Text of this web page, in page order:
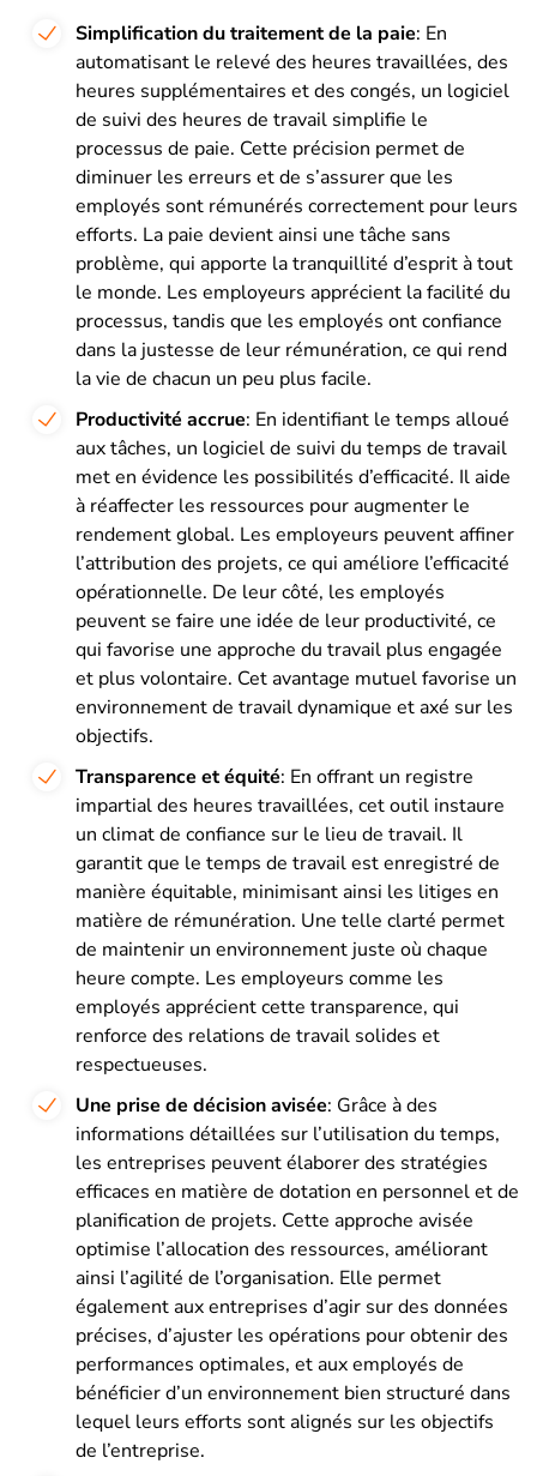
Simplification du traitement de la paie: En
automatisant le relevé des heures travaillées, des
heures supplémentaires et des congés, un logiciel
de suivi des heures de travail simplifie le
processus de paie. Cette précision permet de
diminuer les erreurs et de s’assurer que les
employés sont rémunérés correctement pour leurs
efforts. La paie devient ainsi une tâche sans
problème, qui apporte la tranquillité d’esprit à tout
le monde. Les employeurs apprécient la facilité du
processus, tandis que les employés ont confiance
dans la justesse de leur rémunération, ce qui rend
la vie de chacun un peu plus facile.
Productivité accrue: En identifiant le temps alloué
aux tâches, un logiciel de suivi du temps de travail
met en évidence les possibilités d’efficacité. Il aide
à réaffecter les ressources pour augmenter le
rendement global. Les employeurs peuvent affiner
l’attribution des projets, ce qui améliore l’efficacité
opérationnelle. De leur côté, les employés
peuvent se faire une idée de leur productivité, ce
qui favorise une approche du travail plus engagée
et plus volontaire. Cet avantage mutuel favorise un
environnement de travail dynamique et axé sur les
objectifs.
Transparence et équité: En offrant un registre
impartial des heures travaillées, cet outil instaure
un climat de confiance sur le lieu de travail. Il
garantit que le temps de travail est enregistré de
manière équitable, minimisant ainsi les litiges en
matière de rémunération. Une telle clarté permet
de maintenir un environnement juste où chaque
heure compte. Les employeurs comme les
employés apprécient cette transparence, qui
renforce des relations de travail solides et
respectueuses.
Une prise de décision avisée: Grâce à des
informations détaillées sur l’utilisation du temps,
les entreprises peuvent élaborer des stratégies
efficaces en matière de dotation en personnel et de
planification de projets. Cette approche avisée
optimise l’allocation des ressources, améliorant
ainsi l’agilité de l’organisation. Elle permet
également aux entreprises d’agir sur des données
précises, d’ajuster les opérations pour obtenir des
performances optimales, et aux employés de
bénéficier d’un environnement bien structuré dans
lequel leurs efforts sont alignés sur les objectifs
de l’entreprise.